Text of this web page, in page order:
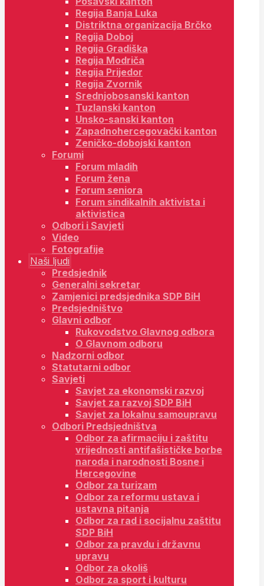
Regija Banja Luka
Distriktna organizacija Brčko
Regija Doboj
Regija Gradiška
Regija Modriča
Regija Prijedor
Regija Zvornik
Srednjobosanski kanton
Tuzlanski kanton
Unsko-sanski kanton
Zapadnohercegovački kanton
Zeničko-dobojski kanton
Forumi
Forum mladih
Forum žena
Forum seniora
Forum sindikalnih aktivista i
aktivistica
Odbori i Savjeti
Video
Fotografije
Naši ljudi
Predsjednik
Generalni sekretar
Zamjenici predsjednika SDP BiH
Predsjedništvo
Glavni odbor
Rukovodstvo Glavnog odbora
O Glavnom odboru
Nadzorni odbor
Statutarni odbor
Savjeti
Savjet za ekonomski razvoj
Savjet za razvoj SDP BiH
Savjet za lokalnu samoupravu
Odbori Predsjedništva
Odbor za afirmaciju i zaštitu
vrijednosti antifašističke borbe
naroda i narodnosti Bosne i
Hercegovine
Odbor za turizam
Odbor za reformu ustava i
ustavna pitanja
Odbor za rad i socijalnu zaštitu
SDP BiH
Odbor za pravdu i državnu
upravu
Odbor za okoliš
Odbor za sport i kulturu